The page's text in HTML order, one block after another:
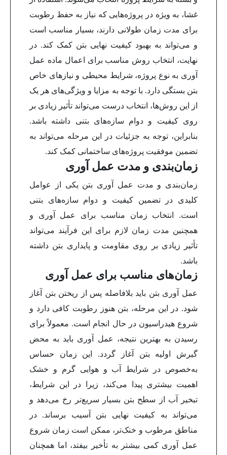
غشا، به ویژه در پروژه‌هایی که نیاز به حفظ رطوبت
برای مدت زمان طولانی دارند، بسیار مناسب است
و می‌تواند به بهبود کیفیت نهایی بتن کمک کند. در
نهایت، انتخاب روش مناسب برای اعمال ماده عمل
آوری به نوع پروژه، شرایط محیطی و نیازهای خاص
بتن بستگی دارد. با توجه به مزایا و ویژگی‌های هر یک
از این روش‌ها، انتخاب درست می‌تواند تأثیر زیادی بر
روی کیفیت و دوام سازه‌های بتنی داشته باشد.
بنابراین، توجه به جزئیات در این مرحله می‌تواند به
تضمین موفقیت پروژه‌های ساختمانی کمک کند.
زمان‌بندی و مدت عمل آوری
زمان‌بندی و مدت عمل آوری بتن یکی از عوامل
کلیدی در تضمین کیفیت و دوام سازه‌های بتنی
است. انتخاب زمان مناسب برای عمل آوری و
همچنین مدت زمان لازم برای این فرآیند می‌تواند
تأثیر زیادی بر روی مقاومت و پایداری بتن داشته
باشد.
زمان‌های مناسب برای عمل آوری
عمل آوری بتن باید بلافاصله پس از ریختن بتن آغاز
شود. در این مرحله، بتن هنوز رطوبت کافی دارد و
شروع هیدراسیون در حال انجام است. معمولاً برای
رسیدن به بهترین نتیجه، عمل آوری باید به محض
گیرش اولیه بتن آغاز گردد. این زمان حساس
به‌خصوص در شرایط آب و هوایی گرم و خشک
اهمیت بیشتری پیدا می‌کند، زیرا در این شرایط،
تبخیر آب از سطح بتن بسیار سریع‌تر رخ می‌دهد و
می‌تواند به کیفیت نهایی بتن آسیب برساند.
در
مناطق مرطوب و خنک‌تر، ممکن است زمان شروع
عمل آوری کمی بیشتر به تأخیر بیفتد، اما همچنان